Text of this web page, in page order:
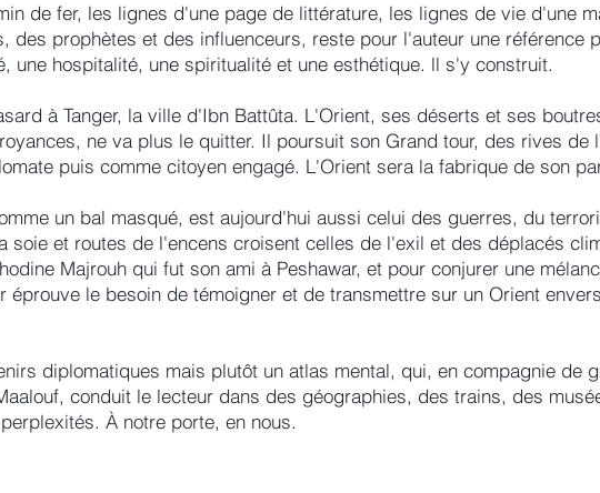
de fer, les lignes d'une page de littérature, les lignes de vie d'une
des prophètes et des influenceurs, reste pour l'auteur une référence
une hospitalité, une spiritualité et une esthétique. ll s'y construit.
à Tanger, la ville d'Ibn Battûta. L'Orient, ses déserts et ses
ne va plus le quitter. Il poursuit son Grand tour, des rives de
puis comme citoyen engagé. L'Orient sera la fabrique de son
un bal masqué, est aujourd'hui aussi celui des guerres, du
soie et routes de l'encens croisent celles de l'exil et des déplacés
Majrouh qui fut son ami à Peshawar, et pour conjurer une
le besoin de témoigner et de transmettre sur un Orient
diplomatiques mais plutôt un atlas mental, qui, en compagnie de
conduit le lecteur dans des géographies, des trains, des
À notre porte, en nous.